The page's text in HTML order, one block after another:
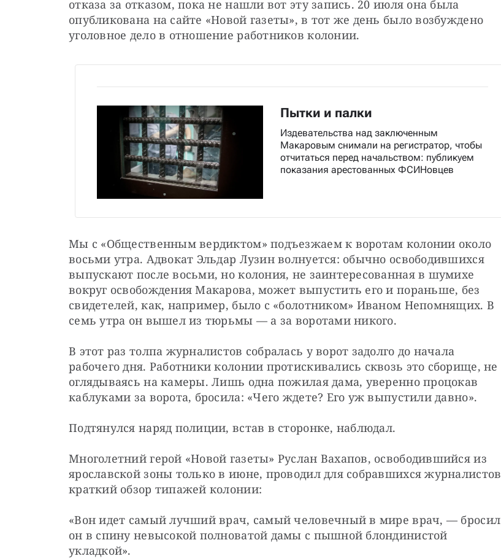
отказа за отказом, пока не нашли вот эту запись. 20 июля она была
опубликована на сайте «Новой газеты», в тот же день было возбуждено
уголовное дело в отношение работников колонии.
Пытки и палки
Издевательства над заключенным
Макаровым снимали на регистратор, чтобы
отчитаться перед начальством: публикуем
показания арестованных ФСИНовцев
Мы с «Общественным вердиктом» подъезжаем к воротам колонии около
восьми утра. Адвокат Эльдар Лузин волнуется: обычно освободившихся
выпускают после восьми, но колония, не заинтересованная в шумихе
вокруг освобождения Макарова, может выпустить его и пораньше, без
свидетелей, как, например, было с «болотником» Иваном Непомнящих. В
семь утра он вышел из тюрьмы — а за воротами никого.
В этот раз толпа журналистов собралась у ворот задолго до начала
рабочего дня. Работники колонии протискивались сквозь это сборище, не
оглядываясь на камеры. Лишь одна пожилая дама, уверенно процокав
каблуками за ворота, бросила: «Чего ждете? Его уж выпустили давно».
Подтянулся наряд полиции, встав в сторонке, наблюдал.
Многолетний герой «Новой газеты» Руслан Вахапов, освободившийся из
ярославской зоны только в июне, проводил для собравшихся журналистов
краткий обзор типажей колонии:
«Вон идет самый лучший врач, самый человечный в мире врач, — бросил
он в спину невысокой полноватой дамы с пышной блондинистой
укладкой».